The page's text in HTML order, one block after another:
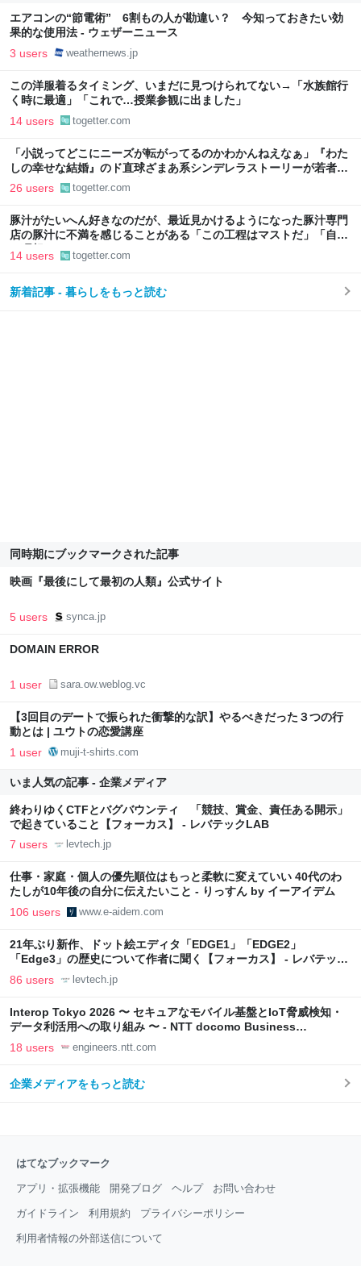
エアコンの“節電術” 6割もの人が勘違い？ 今知っておきたい効
果的な使用法 - ウェザーニュース
3 users weathernews.jp
この洋服着るタイミング、いまだに見つけられてない→「水族館行
く時に最適」「これで…授業参観に出ました」
14 users togetter.com
「小説ってどこにニーズが転がってるのかわかんねえなぁ」『わた
しの幸せな結婚』のド直球ざまあ系シンデレラストーリーが若者に
ヒットしているという事実に考え込む
26 users togetter.com
豚汁がたいへん好きなのだが、最近見かけるようになった豚汁専門
店の豚汁に不満を感じることがある「この工程はマストだ」「自分
の理想はこれだ！」
14 users togetter.com
新着記事 - 暮らしをもっと読む
同時期にブックマークされた記事
映画『最後にして最初の人類』公式サイト
5 users synca.jp
DOMAIN ERROR
1 user sara.ow.weblog.vc
【3回目のデートで振られた衝撃的な訳】やるべきだった３つの行
動とは | ユウトの恋愛講座
1 user muji-t-shirts.com
いま人気の記事 - 企業メディア
終わりゆくCTFとバグバウンティ 「競技、賞金、責任ある開示」
で起きていること【フォーカス】 - レバテックLAB
7 users levtech.jp
仕事・家庭・個人の優先順位はもっと柔軟に変えていい 40代のわ
たしが10年後の自分に伝えたいこと - りっすん by イーアイデム
106 users www.e-aidem.com
21年ぶり新作、ドット絵エディタ「EDGE1」「EDGE2」
「Edge3」の歴史について作者に聞く【フォーカス】 - レバテック
LAB
86 users levtech.jp
Interop Tokyo 2026 〜 セキュアなモバイル基盤とIoT脅威検知・
データ利活用への取り組み 〜 - NTT docomo Business
Engineers' Blog
18 users engineers.ntt.com
企業メディアをもっと読む
はてなブックマーク
アプリ・拡張機能 開発ブログ ヘルプ お問い合わせ
ガイドライン 利用規約 プライバシーポリシー
利用者情報の外部送信について